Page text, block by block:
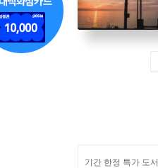
기간 한정 특가 도서